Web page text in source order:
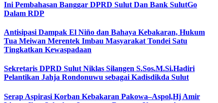
Ini Pembahasan Banggar DPRD Sulut Dan Bank SulutGo
Dalam RDP
Antisipasi Dampak El Niño dan Bahaya Kebakaran, Hukum
Tua Meiwan Merentek Imbau Masyarakat Tondei Satu
Tingkatkan Kewaspadaan
Sekretaris DPRD Sulut Niklas Silangen S.Sos.M.Si.Hadiri
Pelantikan Jahja Rondonuwu sebagai Kadisdikda Sulut
Serap Aspirasi Korban Kebakaran Pakowa–Aspol,Hj Amir